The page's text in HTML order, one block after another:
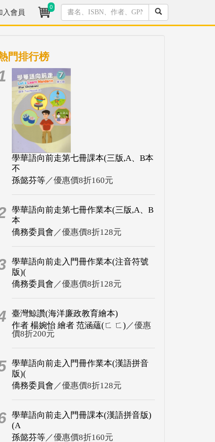
入會員
0
門排行榜
學華語向前走第七冊課本(三版,A、B本
不
孫懿芬等／優惠價8折160元
學華語向前走第七冊作業本(三版,A、B
本
僑務委員會 ／優惠價8折128元
學華語向前走入門冊作業本(注音符號
版)(
僑務委員會 ／優惠價8折128元
臺灣鯨讚(海洋廉政教育繪本)
作者 楊婉怡 繪者 范涵蘊(ㄈ ㄈ) ／優惠
價8折200元
學華語向前走入門冊作業本(漢語拼音
版)(
僑務委員會 ／優惠價8折128元
學華語向前走入門冊課本(漢語拼音版)
(A
孫懿芬等／優惠價8折160元